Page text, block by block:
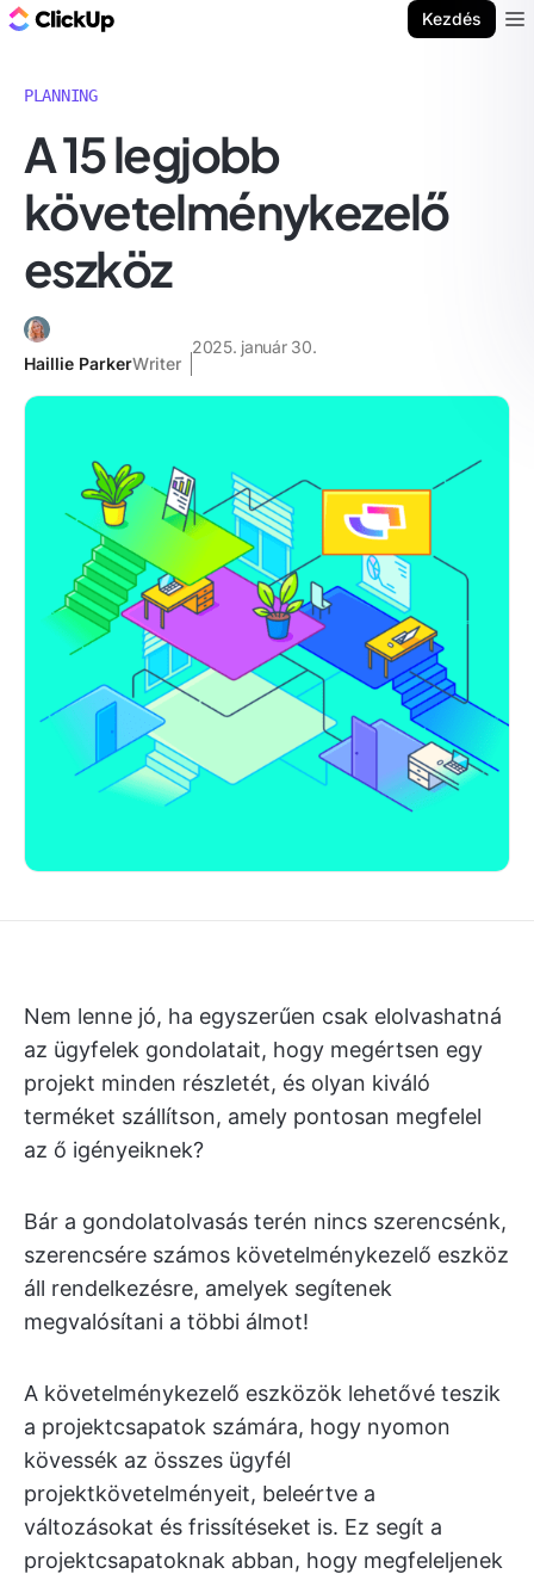
Kezdés
PLANNING
A 15 legjobb
követelménykezelő
eszköz
Haillie ParkerWriter
2025. január 30.
Nem lenne jó, ha egyszerűen csak elolvashatná
az ügyfelek gondolatait, hogy megértsen egy
projekt minden részletét, és olyan kiváló
terméket szállítson, amely pontosan megfelel
az ő igényeiknek?
Bár a gondolatolvasás terén nincs szerencsénk,
szerencsére számos követelménykezelő eszköz
áll rendelkezésre, amelyek segítenek
megvalósítani a többi álmot!
A követelménykezelő eszközök lehetővé teszik
a projektcsapatok számára, hogy nyomon
kövessék az összes ügyfél
projektkövetelményeit, beleértve a
változásokat és frissítéseket is. Ez segít a
projektcsapatoknak abban, hogy megfeleljenek